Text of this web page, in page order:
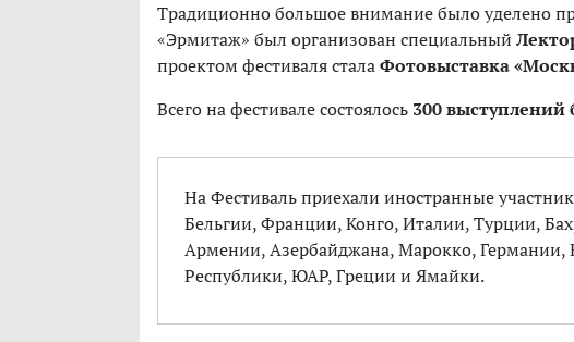
Традиционно большое внимание было уделено
«Эрмитаж» был организован специальный
проектом фестиваля сталаФотовыставка
Всего на фестивале состоялось 300 выступлений
На Фестиваль приехали иностранные
Бельгии, Франции, Конго, Италии, Турции,
Армении, Азербайджана, Марокко, Германии,
Республики, ЮАР, Греции и Ямайки.